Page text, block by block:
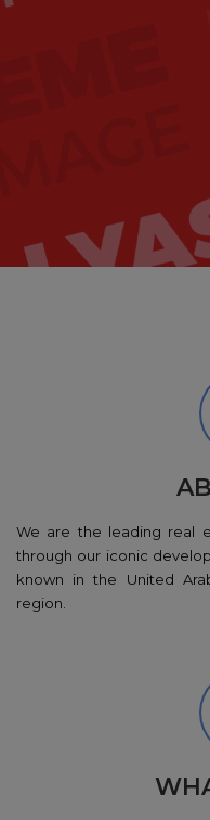
We are the leading real
through our iconic
known in the United
region.